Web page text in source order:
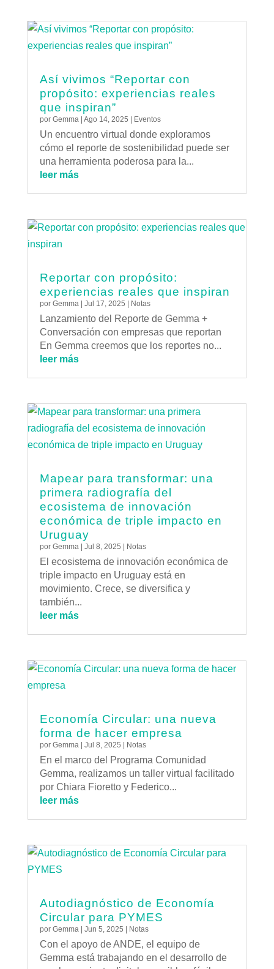
Así vivimos “Reportar con
propósito: experiencias reales
que inspiran”
por Gemma| Ago 14, 2025 Eventos
Un encuentro virtual donde exploramos
cómo el reporte de sostenibilidad puede ser
una herramienta poderosa para la...
leer más
Reportar con propósito:
experiencias reales que inspiran
por Gemma| Jul 17, 2025 Notas
Lanzamiento del Reporte de Gemma +
Conversación con empresas que reportan
En Gemma creemos que los reportes no...
leer más
Mapear para transformar: una
primera radiografía del
ecosistema de innovación
económica de triple impacto en
Uruguay
por Gemma| Jul 8, 2025 Notas
El ecosistema de innovación económica de
triple impacto en Uruguay está en
movimiento. Crece, se diversifica y
también...
leer más
Economía Circular: una nueva
forma de hacer empresa
por Gemma | Jul 8, 2025 | Notas
En el marco del Programa Comunidad
Gemma, realizamos un taller virtual facilitado
por Chiara Fioretto y Federico...
leer más
Autodiagnóstico de Economía
Circular para PYMES
por Gemma| Jun 5, 2025 | Notas
Con el apoyo de ANDE, el equipo de
Gemma está trabajando en el desarrollo de